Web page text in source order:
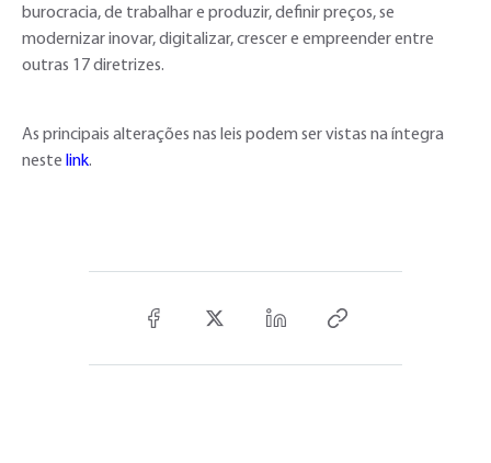
burocracia, de trabalhar e produzir, definir preços, se
modernizar inovar, digitalizar, crescer e empreender entre
outras 17 diretrizes.
As principais alterações nas leis podem ser vistas na íntegra
neste link.